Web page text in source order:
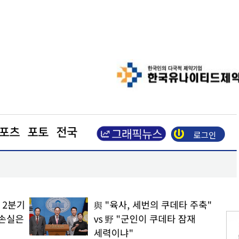
츠 포토 전국 로그인
분기
실은
與 "육사, 세번의 쿠데타 주축"
vs 野 "군인이 쿠데타 잠재
세력이냐"